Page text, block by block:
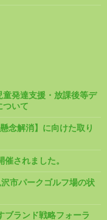
発達支援・放課後等デ
ついて
念解消】に向けた取り
されました。
市パークゴルフ場の状
ブランド戦略フォーラ